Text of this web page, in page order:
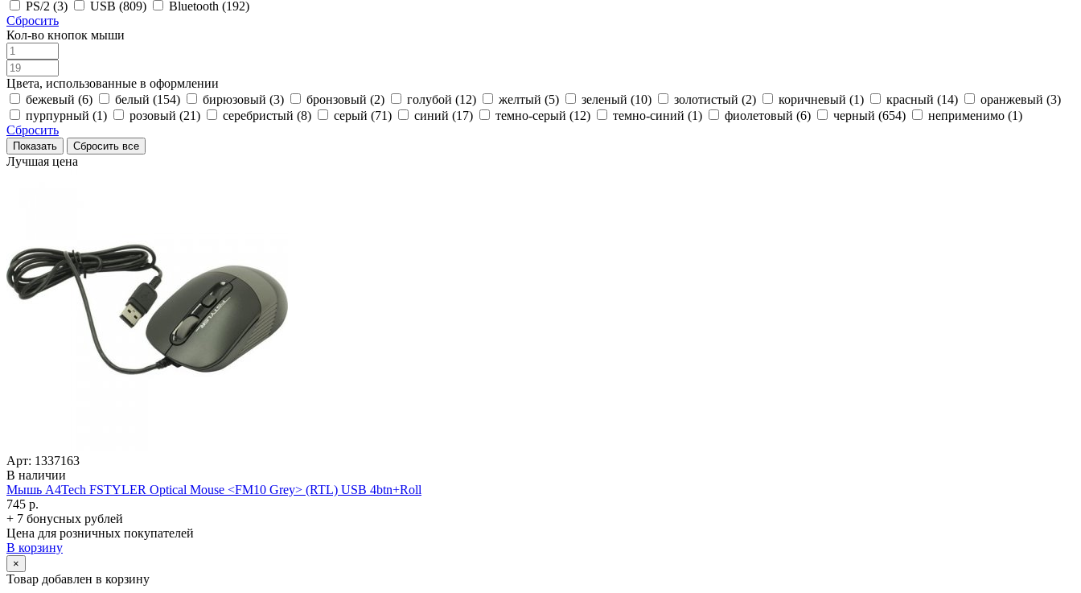
PS/2 (3)
USB (809)
Bluetooth (192)
Сбросить
Кол-во кнопок мыши
Цвета, использованные в оформлении
бежевый (6)
белый (154) бирюзовый (3) бронзовый (2) голубой (12) желтый (5) зеленый (10) золотистый (2) коричневый (1) красный (14)
оранжевый (3)
пурпурный (1)
розовый (21) серебристый (8) серый (71) синий (17) темно-серый (12) темно-синий (1) фиолетовый (6) черный (654)
неприменимо (1)
Сбросить
Лучшая цена
Арт: 1337163
В наличии
Мышь A4Tech FSTYLER Optical Mouse <FM10 Grey> (RTL) USB 4btn+­Roll
745 р.
+ 7 бонусных рублей
Цена для розничных покупателей
В корзину
×
Товар добавлен в корзину